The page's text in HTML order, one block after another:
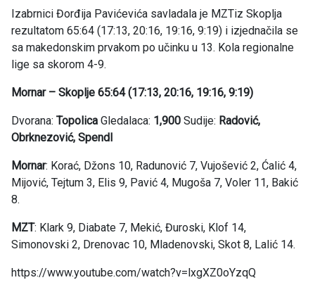
Izabrnici Đorđija Pavićevića savladala je MZTiz Skoplja
rezultatom 65:64 (17:13, 20:16, 19:16, 9:19) i izjednačila se
sa makedonskim prvakom po učinku u 13. Kola regionalne
lige sa skorom 4-9.
Mornar – Skoplje 65:64 (17:13, 20:16, 19:16, 9:19)
Dvorana: Topolica Gledalaca: 1,900 Sudije: Radović,
Obrknezović, Spendl
Mornar: Korać, Džons 10, Radunović 7, Vujošević 2, Ćalić 4,
Mijović, Tejtum 3, Elis 9, Pavić 4, Mugoša 7, Voler 11, Bakić
8.
MZT: Klark 9, Diabate 7, Mekić, Đuroski, Klof 14,
Simonovski 2, Drenovac 10, Mladenovski, Skot 8, Lalić 14.
https://www.youtube.com/watch?v=lxgXZ0oYzqQ